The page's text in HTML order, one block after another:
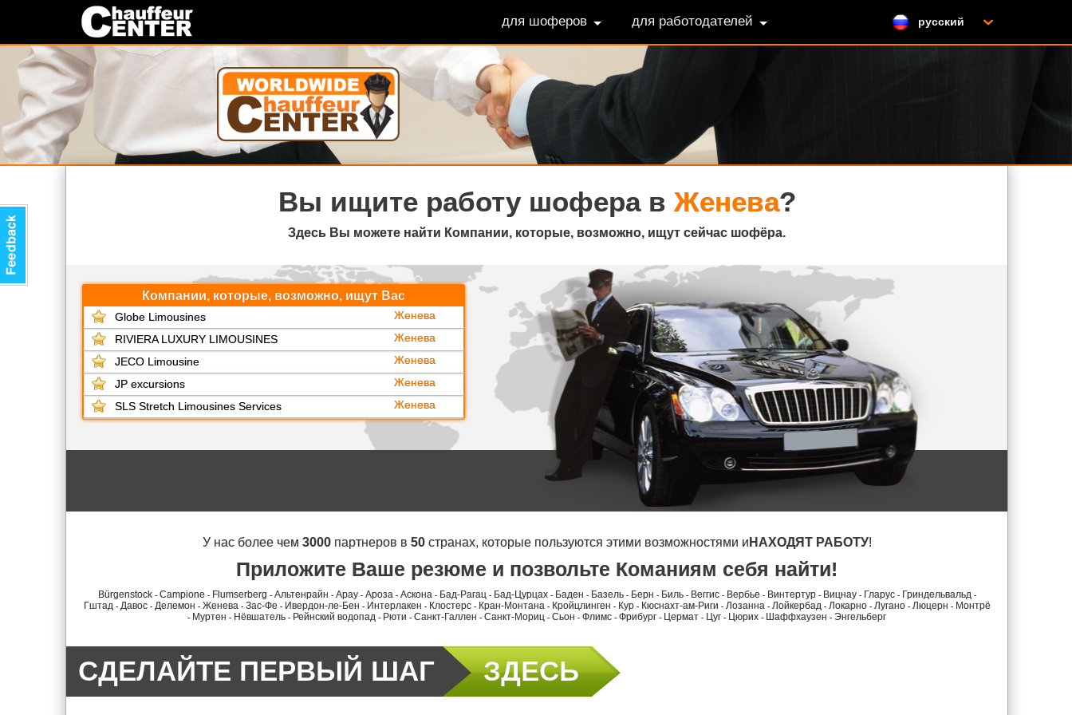
для шоферов для работодателей русский
Вы ищите работу шофера в Женева?
Здесь Вы можете найти Компании, которые, возможно, ищут сейчас шофёра.
Компании, которые, возможно, ищут Вас
Globe Limousines
Женева
RIVIERA LUXURY LIMOUSINES
Женева
JECO Limousine
Женева
JP excursions
Женева
SLS Stretch Limousines Services
Женева
У нас более чем 3000партнеров в 50странах, которые пользуются этими возможностями и НАХОДЯТ РАБОТУ!
Приложите Ваше резюме и позвольте Команиям себя найти!
Bürgenstock- Campione- Flumserberg - Альтенрайн - Арау- Ароза - Аскона - Бад-Рагац - Бад-Цурцах- Баден - Базель- Берн - Биль- Веггис- Вербье- Винтертур- Вицнау- Гларус- Гриндельвальд -
Гштад - Давос- Делемон - Женева - Зас-Фе- Ивердон-ле-Бен - Интерлакен - Клостерс- Кран-Монтана - Кройцлинген - Кур- Кюснахт-ам-Риги - Лозанна - Лойкербад - Локарно- Лугано- Люцерн - Монтрё
- Муртен - Нёвшатель - Рейнский водопад - Рюти - Санкт-Галлен - Санкт-Мориц - Сьон - Флимс - Фрибург- Цермат - Цуг- Цюрих - Шаффхаузен - Энгельберг
СДЕЛАЙТЕ ПЕРВЫЙ ШАГ ЗДЕСЬ